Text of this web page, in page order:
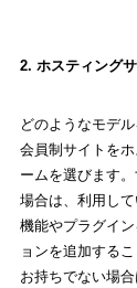
2. ホスティング
どのようなモデ
会員制サイトを
ームを選びます
場合は、利用し
機能やプラグイ
ョンを追加する
お持ちでない場